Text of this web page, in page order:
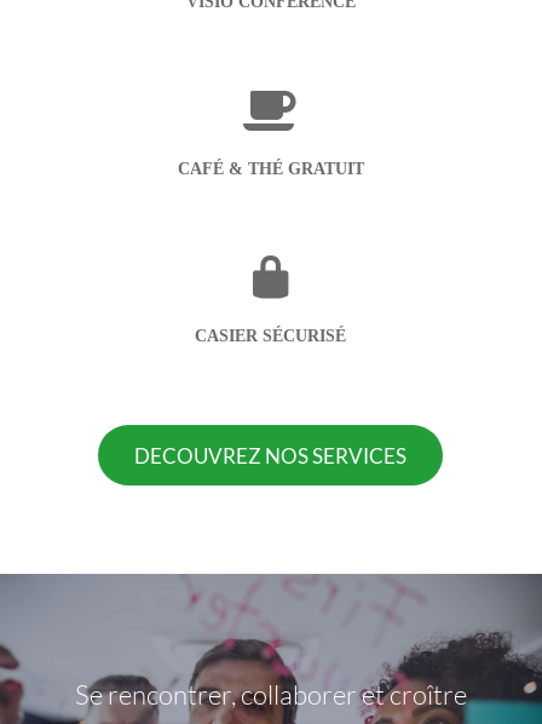
CAFÉ & THÉ GRATUIT
CASIER SÉCURISÉ
DECOUVREZ NOS SERVICES
Se rencontrer, collaborer et croître